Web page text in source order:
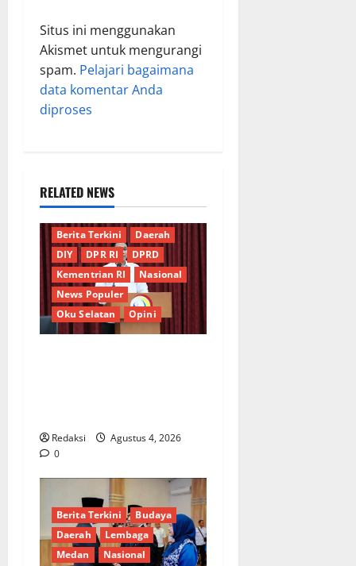
Situs ini menggunakan
Akismet untuk mengurangi
spam. Pelajari bagaimana
data komentar Anda
diproses
RELATED NEWS
Berita Terkini
Daerah
DIY
DPR RI
DPRD
Kementrian RI
Nasional
News Populer
Oku Selatan
Opini
Redaksi
Agustus 4, 2026
0
Berita Terkini
Budaya
Daerah
Lembaga
Medan
Nasional